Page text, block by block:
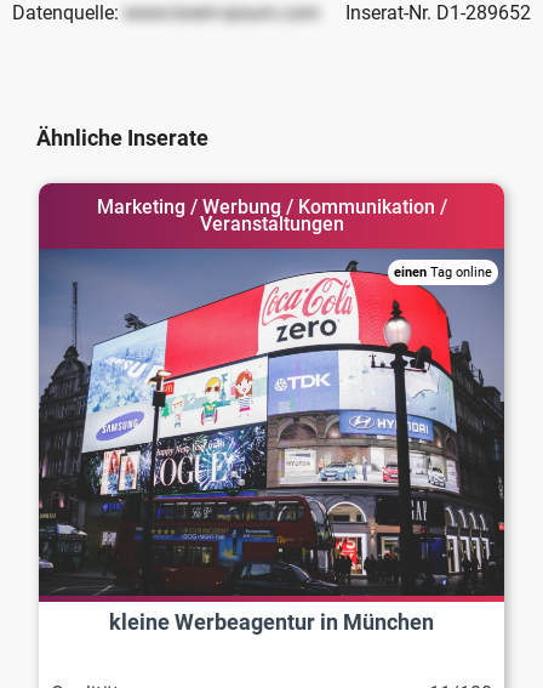
Datenquelle: www.lorem-ipsum.com Inserat-Nr. D1-289652
Ähnliche Inserate
Marketing / Werbung / Kommunikation /
Veranstaltungen
einen Tag online
kleine Werbeagentur in München